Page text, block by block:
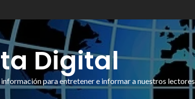
Digital
para entretener e informar a nuestros lectores.